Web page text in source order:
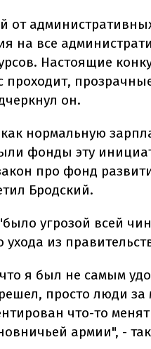
от
на все
Настоящие
проходит,
он.
нормальную
фонды эту
про фонд
Бродский.
угрозой всей
из
я был не самым
просто люди за
что-то
армии", -